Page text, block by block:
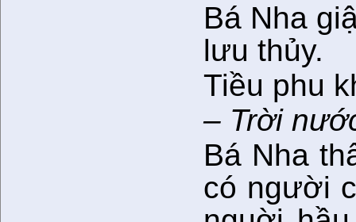
Bá Nha
lưu thủy.
Tiều phu
– Trời
Bá Nha
có người